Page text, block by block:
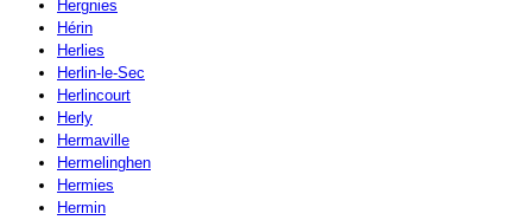
Hergnies
Hérin
Herlies
Herlin-le-Sec
Herlincourt
Herly
Hermaville
Hermelinghen
Hermies
Hermin